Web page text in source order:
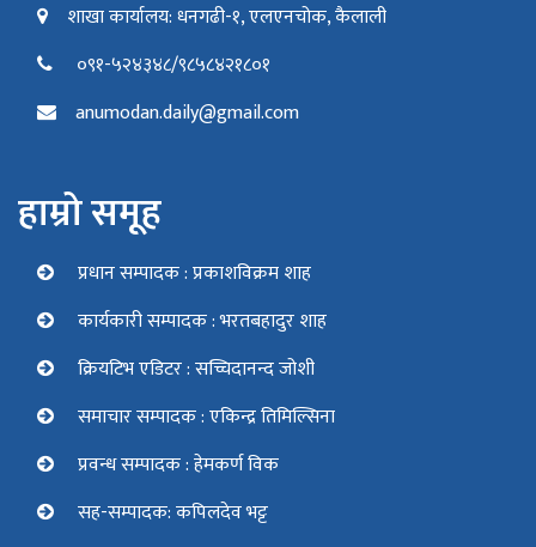
शाखा कार्यालय: धनगढी-१, एलएनचोक, कैलाली
०९१-५२४३४८/९८५८४२१८०१
anumodan.daily@gmail.com
हाम्रो समूह
प्रधान सम्पादक : प्रकाशविक्रम शाह
कार्यकारी सम्पादक : भरतबहादुर शाह
क्रियटिभ एडिटर : सच्चिदानन्द जोशी
समाचार सम्पादक : एकिन्द्र तिमिल्सिना
प्रवन्ध सम्पादक : हेमकर्ण विक
सह-सम्पादक: कपिलदेव भट्ट